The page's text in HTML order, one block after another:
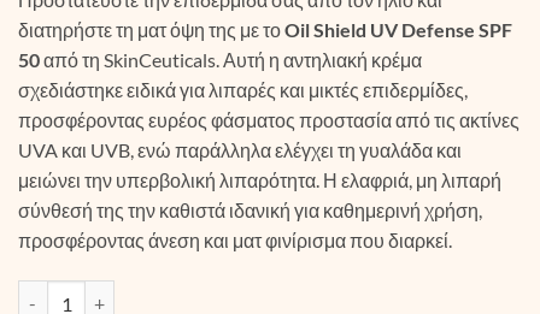
διατηρήστε τη ματ όψη της με τοOil Shield UV Defense SPF
50από τη SkinCeuticals. Αυτή η αντηλιακή κρέμα
σχεδιάστηκε ειδικά για λιπαρές και μικτές επιδερμίδες,
προσφέροντας ευρέος φάσματος προστασία από τις ακτίνες
UVA και UVB, ενώ παράλληλα ελέγχει τη γυαλάδα και
μειώνει την υπερβολική λιπαρότητα. Η ελαφριά, μη λιπαρή
σύνθεσή της την καθιστά ιδανική για καθημερινή χρήση,
προσφέροντας άνεση και ματ φινίρισμα που διαρκεί.